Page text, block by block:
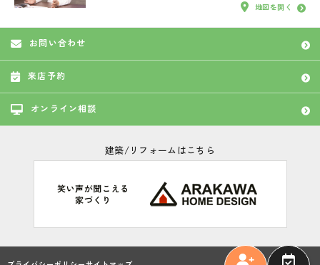
地図を開く
お問い合わせ
来店予約
オンライン相談
建築/リフォームはこちら